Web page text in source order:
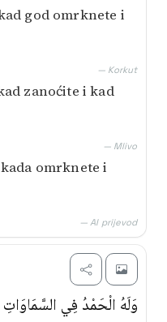
god omrknete i
— Korkut
zanoćite i kad
— Mlivo
omrknete i
— AI prijevod
وَلَهُ الْحَمْدُ فِي